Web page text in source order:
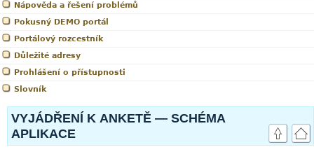
Nápověda a řešení problémů
Pokusný DEMO portál
Portálový rozcestník
Důležité adresy
Prohlášení o přístupnosti
Slovník
VYJÁDŘENÍ K ANKETĚ — SCHÉMA
APLIKACE